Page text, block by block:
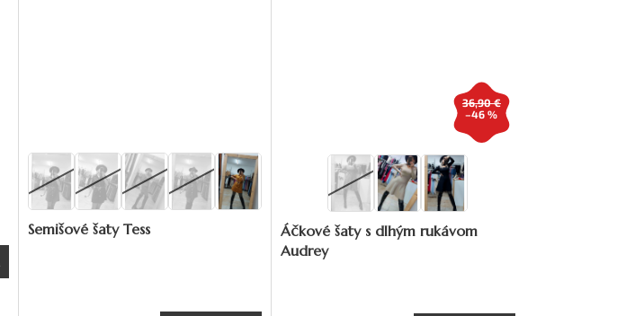
Semišové šaty Tess
36,90 €
–46 %
Áčkové šaty s dlhým rukávom
Audrey